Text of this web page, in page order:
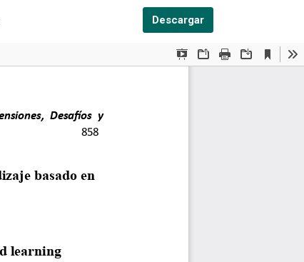
DescargarDescargar PDF